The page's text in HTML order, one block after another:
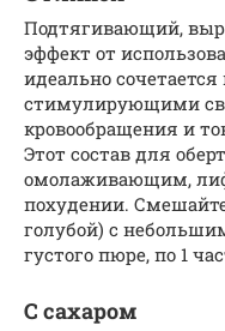
Подтягивающий,
эффект от
идеально сочетается
стимулирующими
кровообращения и
Этот состав для
омолаживающим,
похудении.
голубой) с
густого пюре, по 1
С сахаром